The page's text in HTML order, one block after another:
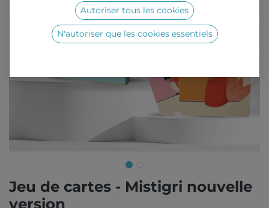
Jeu de cartes - Mistigri nouvelle
version
Autoriser tous les cookies
N'autoriser que les cookies essentiels